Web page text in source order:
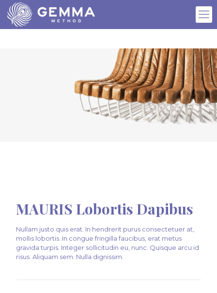
MAURIS Lobortis Dapibus
Nullam justo quis erat. In hendrerit purus consectetuer at,
mollis lobortis. In congue fringilla faucibus, erat metus
gravida turpis. Integer sollicitudin eu, nunc. Quisque arcu id
risus. Aliquam sem. Nulla dignissim.